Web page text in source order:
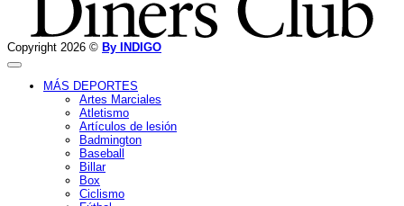
Copyright 2026 © By INDIGO
MÁS DEPORTES
Artes Marciales
Atletismo
Artículos de lesión
Badmington
Baseball
Billar
Box
Ciclismo